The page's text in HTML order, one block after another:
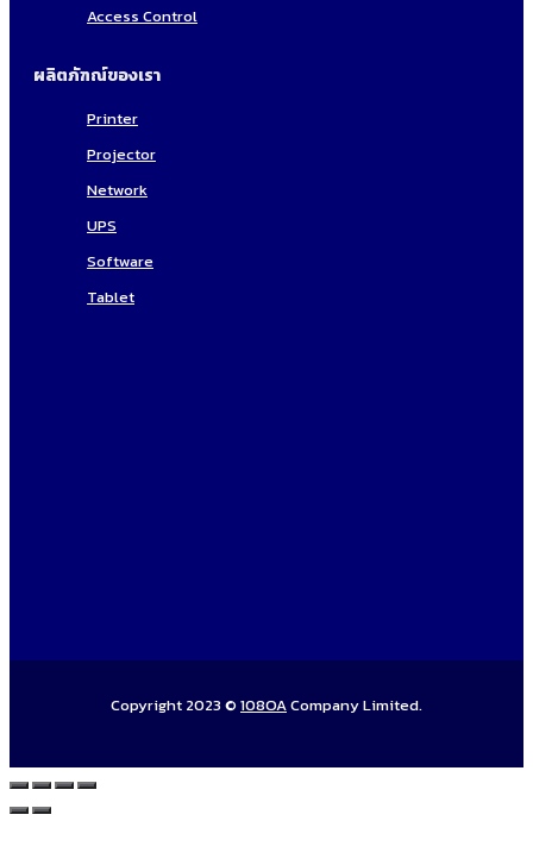
Access Control
ผลิตภัฑณ์ของเรา
Printer
Projector
Network
UPS
Software
Tablet
Copyright 2023 © 108OACompany Limited.